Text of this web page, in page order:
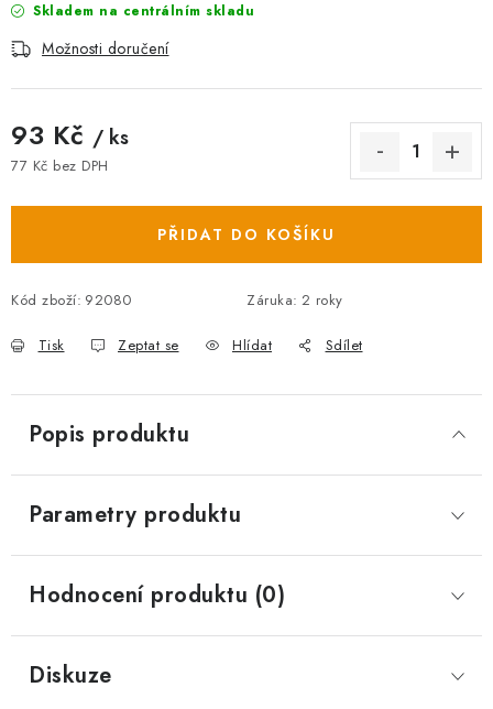
Kontakt Možnosti dopravy
Hodnocení obchodu
Obchodní podmínky
Věrnostní slevy
Skladem na centrálním skladu
Možnosti doručení
93 Kč / ks
77 Kč bez DPH
PŘIDAT DO KOŠÍKU
Kód zboží: 92080 Záruka: 2 roky
Tisk Zeptat se Hlídat Sdílet
Popis produktu
Parametry produktu
Hodnocení produktu (0)
Diskuze